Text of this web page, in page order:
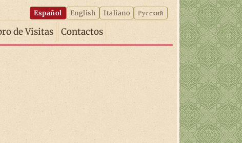
Español English Italiano Русский
de Visitas Contactos